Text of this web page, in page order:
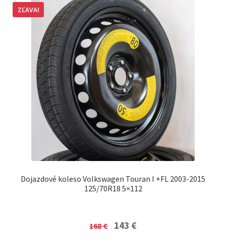
Dojazdové koleso Volkswagen Touran I +FL 2003-2015
125/70R18 5×112
ZĽAVA!
168€
Original
143 €Current